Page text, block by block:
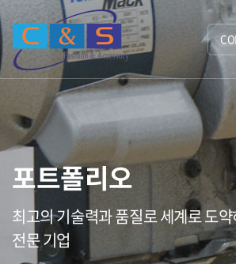
포트폴리오
최고의 기술력과 품질로 세계로 도
전문 기업